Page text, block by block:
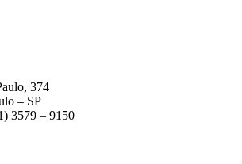
374
– SP
3579 – 9150